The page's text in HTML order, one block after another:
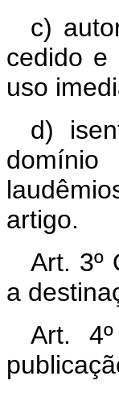
c)
cedido e
uso
d)
artigo.
Art. 3º
a
Art.